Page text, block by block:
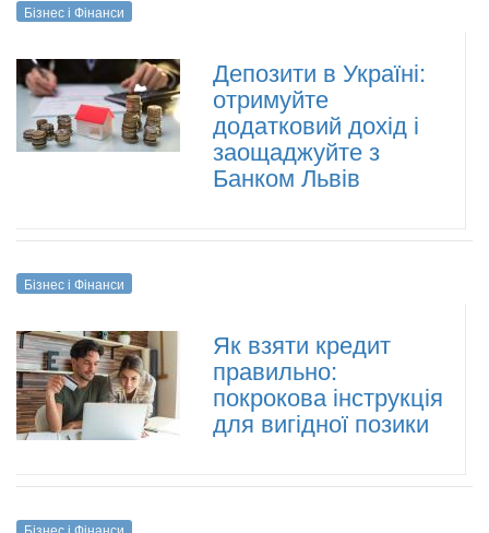
Бізнес і Фінанси
Депозити в Україні:
отримуйте
додатковий дохід і
заощаджуйте з
Банком Львів
Бізнес і Фінанси
Як взяти кредит
правильно:
покрокова інструкція
для вигідної позики